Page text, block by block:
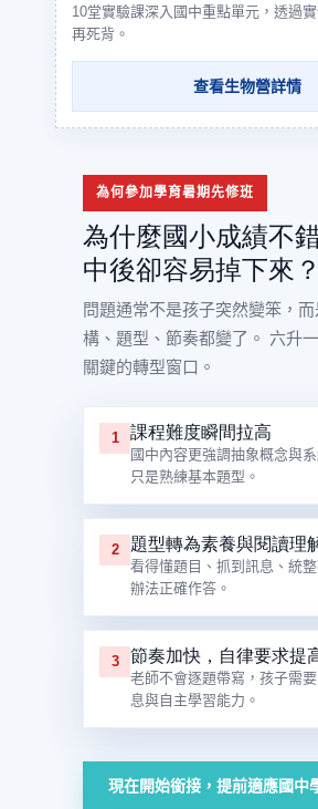
10堂實驗課深入國中重點單元，透過
再死背。
查看生物營詳情
為何參加學育暑期先修班
為什麼國小成績不
中後卻容易掉下來？
問題通常不是孩子突然變笨，
構、題型、節奏都變了。 六升
關鍵的轉型窗口。
1 課程難度瞬間拉高
國中內容更強調抽象概念與
只是熟練基本題型。
2 題型轉為素養與閱讀理
看得懂題目、抓到訊息、統
辦法正確作答。
3 節奏加快，自律要求提
老師不會逐題帶寫，孩子需
息與自主學習能力。
現在開始銜接，提前適應國中